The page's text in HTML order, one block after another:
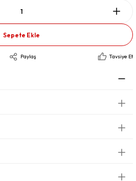
Sepete Ekle
Paylaş Tavsiye Et